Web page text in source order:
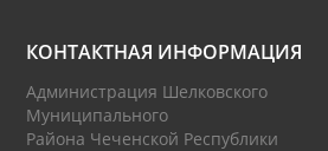
КОНТАКТНАЯ ИНФОРМАЦИЯ
Администрация Шелковского
Муниципального
Района Чеченской Республики